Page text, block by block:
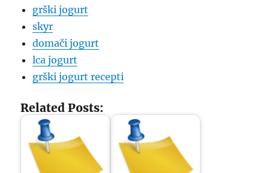
grški jogurt
skyr
domači jogurt
lca jogurt
grški jogurt recepti
Related Posts: